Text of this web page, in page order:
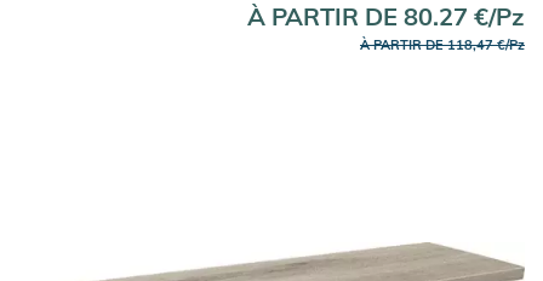
À PARTIR DE 80.27 €/Pz
À PARTIR DE 118,47 €/Pz